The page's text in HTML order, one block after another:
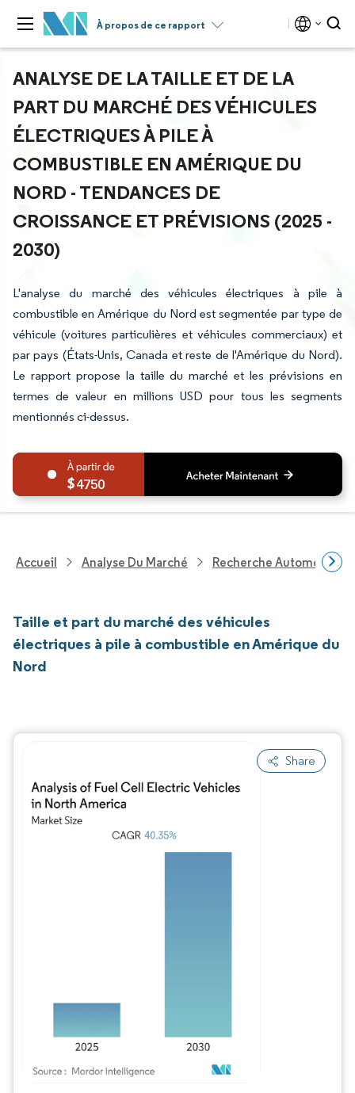
À propos de ce rapport
ANALYSE DE LA TAILLE ET DE LA
PART DU MARCHÉ DES VÉHICULES
ÉLECTRIQUES À PILE À
COMBUSTIBLE EN AMÉRIQUE DU
NORD - TENDANCES DE
CROISSANCE ET PRÉVISIONS (2025 -
2030)
L'analyse du marché des véhicules électriques à pile à
combustible en Amérique du Nord est segmentée par type de
véhicule (voitures particulières et véhicules commerciaux) et
par pays (États-Unis, Canada et reste de l'Amérique du Nord).
Le rapport propose la taille du marché et les prévisions en
termes de valeur en millions USD pour tous les segments
mentionnés ci-dessus.
4750
Accueil Analyse Du Marché Recherche Automobile
Taille et part du marché des véhicules
électriques à pile à combustible en Amérique du
Nord
Share